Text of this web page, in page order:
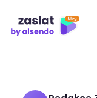
obsahPoslat
Zaslat.cz